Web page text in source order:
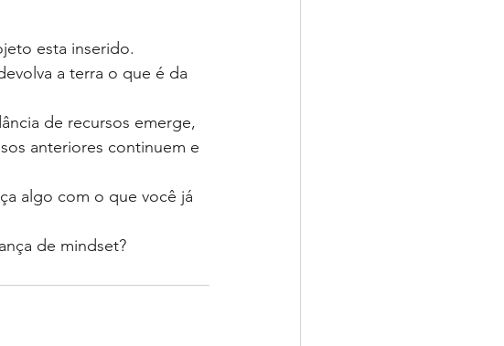
esta inserido.
a terra o que é da
de recursos emerge,
anteriores continuem e
algo com o que você já
de mindset?